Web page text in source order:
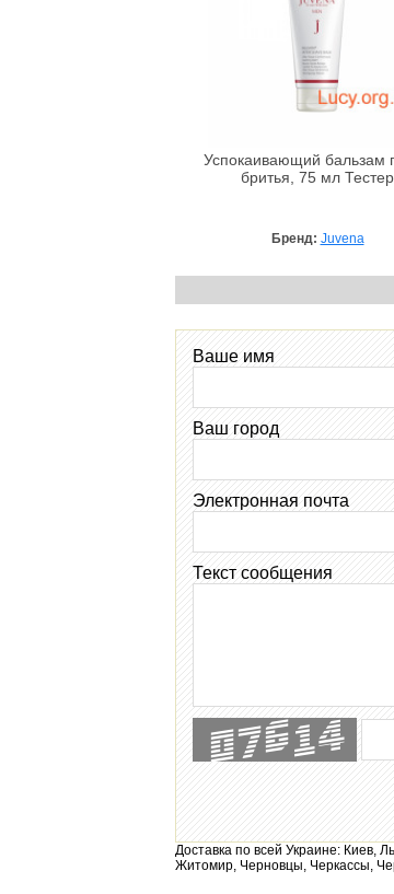
Успокаивающий бальзам
бритья, 75 мл Тестер
Бренд: Juvena
Ваше имя
Ваш город
Электронная почта
Текст сообщения
Доставка по всей Украине: Киев,
Житомир, Черновцы, Черкассы,